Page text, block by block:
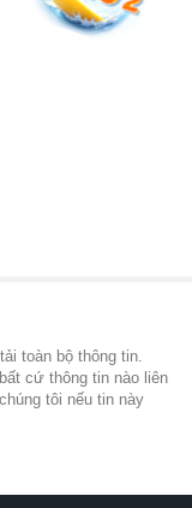
toàn bộ thông tin.
cứ thông tin nào liên
tôi nếu tin này